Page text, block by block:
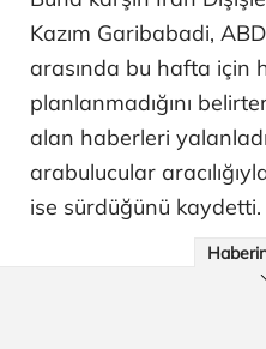
Kazım Garibabadi,
arasında bu hafta için
planlanmadığını
alan haberleri
arabulucular
ise sürdüğünü kaydetti.